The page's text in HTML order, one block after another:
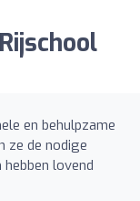
en behulpzame
ze de nodige
lovend